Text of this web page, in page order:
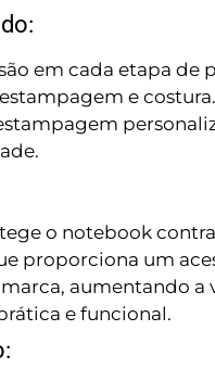
em cada etapa de
e
o notebook
proporciona um
aumentando a
e funcional.